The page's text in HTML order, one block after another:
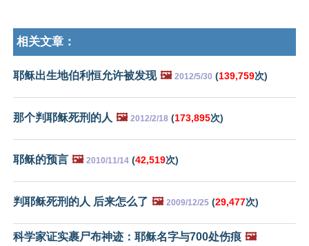
相关文章：
耶稣出生地伯利恒允许被发现 🖼️ 2012/5/30 (139,759次)
那个判耶稣死刑的人 🖼️ 2012/2/18 (173,895次)
耶稣的预言 🖼️ 2010/11/14 (42,519次)
判耶稣死刑的人 后来怎么了 🖼️ 2009/12/25 (29,477次)
科学家证实裹尸布神迹：耶稣名字与700处伤痕 🖼️